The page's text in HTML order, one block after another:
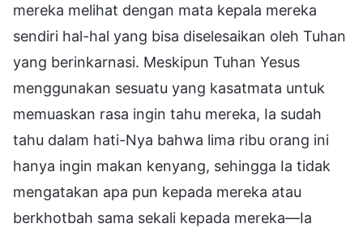
mereka melihat dengan mata kepala mereka
sendiri hal-hal yang bisa diselesaikan oleh Tuhan
yang berinkarnasi. Meskipun Tuhan Yesus
menggunakan sesuatu yang kasatmata untuk
memuaskan rasa ingin tahu mereka, Ia sudah
tahu dalam hati-Nya bahwa lima ribu orang ini
hanya ingin makan kenyang, sehingga Ia tidak
mengatakan apa pun kepada mereka atau
berkhotbah sama sekali kepada mereka—Ia